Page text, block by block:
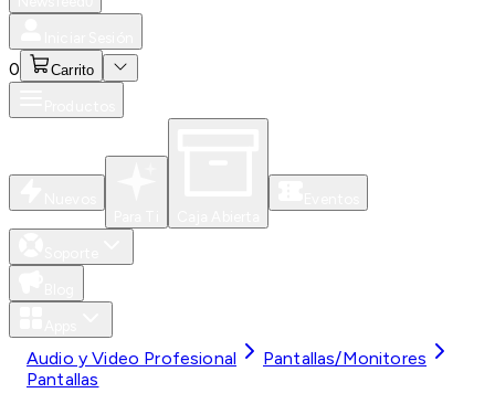
0 Carrito
Audio y Video Profesional
Pantallas/Monitores
Pantallas